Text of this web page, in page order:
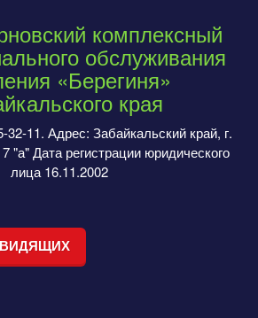
комплексный
обслуживания
«Берегиня»
края
11. Адрес: Забайкальский край, г.
"а" Дата регистрации юридического
лица 16.11.2002